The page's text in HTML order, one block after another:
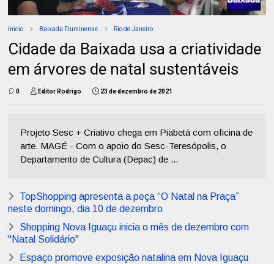
Início Baixada Fluminense Rio de Janeiro
Cidade da Baixada usa a criatividade
em árvores de natal sustentáveis
0 Editor Rodrigo 23 de dezembro de 2021
Projeto Sesc + Criativo chega em Piabetá com oficina de
arte. MAGÉ - Com o apoio do Sesc-Teresópolis, o
Departamento de Cultura (Depac) de ...
TopShopping apresenta a peça “O Natal na Praça”
neste domingo, dia 10 de dezembro
Shopping Nova Iguaçu inicia o mês de dezembro com
"Natal Solidário"
Espaço promove exposição natalina em Nova Iguaçu